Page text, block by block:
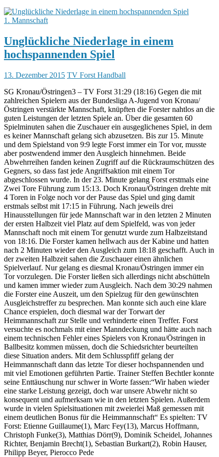
1. Mannschaft
Unglückliche Niederlage in einem
hochspannenden Spiel
13. Dezember 2015 TV Forst Handball
SG Kronau/Östringen3 – TV Forst 31:29 (18:16) Gegen die mit
zahlreichen Spielern aus der Bundesliga A-Jugend von Kronau/
Östringen verstärkte Mannschaft, knüpften die Forster nahtlos an die
guten Leistungen der letzten Spiele an. Über die gesamten 60
Spielminuten sahen die Zuschauer ein ausgeglichenes Spiel, in dem
es keiner Mannschaft gelang sich abzusetzen. Bis zur 15. Minute
und dem Spielstand von 9:9 legte Forst immer ein Tor vor, musste
aber postwendend immer den Ausgleich hinnehmen. Beide
Abwehrreihen fanden keinen Zugriff auf die Rückraumschützen des
Gegners, so dass fast jede Angriffsaktion mit einem Tor
abgeschlossen wurde. In der 23. Minute gelang Forst erstmals eine
Zwei Tore Führung zum 15:13. Doch Kronau/Östringen drehte mit
4 Toren in Folge noch vor der Pause das Spiel und ging damit
erstmals selbst mit 17:15 in Führung. Nach jeweils drei
Hinausstellungen für jede Mannschaft war in den letzten 2 Minuten
der ersten Halbzeit viel Platz auf dem Spielfeld, was von jeder
Mannschaft noch mit einem Tor genutzt wurde zum Halbzeitstand
von 18:16. Die Forster kamen hellwach aus der Kabine und hatten
nach 2 Minuten wieder den Ausgleich zum 18:18 geschafft. Auch in
der zweiten Halbzeit sahen die Zuschauer einen ähnlichen
Spielverlauf. Nur gelang es diesmal Kronau/Östringen immer ein
Tor vorzulegen. Die Forster ließen sich allerdings nicht abschütteln
und kamen immer wieder zum Ausgleich. Nach dem 30:29 nahmen
die Forster eine Auszeit, um den Spielzug für den gewünschten
Ausgleichstreffer zu besprechen. Man konnte sich auch eine klare
Chance erspielen, doch diesmal war der Torwart der
Heimmannschaft zur Stelle und verhinderte einen Treffer. Forst
versuchte es nochmals mit einer Manndeckung und hätte auch nach
einem technischen Fehler eines Spielers von Kronau/Östringen in
Ballbesitz kommen müssen, doch die Schiedsrichter beurteilten
diese Situation anders. Mit dem Schlusspfiff gelang der
Heimmannschaft dann das letzte Tor dieser hochspannenden und
mit viel Emotionen geführten Partie. Trainer Steffen Bechtler konnte
seine Enttäuschung nur schwer in Worte fassen:“Wir haben wieder
eine starke Leistung gezeigt, doch war unsere Abwehr nicht so
konsequent und aufmerksam wie in den letzten Spielen. Außerdem
wurde in vielen Spielsituationen mit zweierlei Maß gemessen mit
einem deutlichen Bonus für die Heimmannschaft“ Es spielten: TV
Forst: Etienne Guillaume(1), Marc Fey(13), Marcus Hoffmann,
Christoph Funke(3), Matthias Dörr(9), Dominik Scheidel, Johannes
Richter, Benjamin Brecht(1), Sebastian Burkart(2), Robin Hauser,
Philipp Beyer, Pierocco Pede